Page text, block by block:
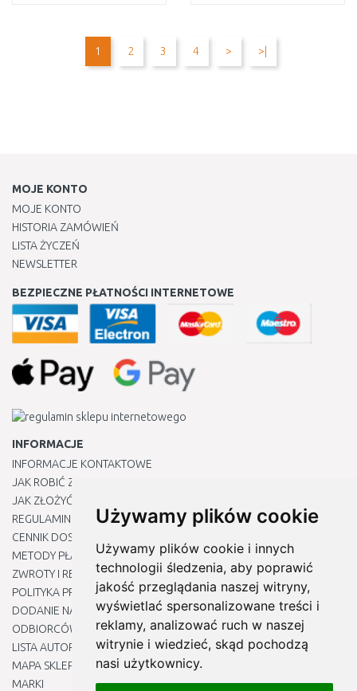
Używamy plików cookie
Używamy plików cookie i innych
technologii śledzenia, aby poprawić
jakość przeglądania naszej witryny,
wyświetlać spersonalizowane treści i
reklamy, analizować ruch w naszej
witrynie i wiedzieć, skąd pochodzą
nasi użytkownicy.
Do porównania Do porównania
1 2 3 4 > >|
MOJE KONTO
MOJE KONTO
HISTORIA ZAMÓWIEŃ
LISTA ŻYCZEŃ
NEWSLETTER
BEZPIECZNE PŁATNOŚCI INTERNETOWE
INFORMACJE
INFORMACJE KONTAKTOWE
JAK ROBIĆ ZAKUPY ?
JAK ZŁOŻYĆ REKLAMACJĘ
REGULAMIN
CENNIK DOSTAWY
METODY PŁATNOŚCI
ZWROTY I REKLAMACJE PRODUKTÓW
POLITYKA PRYWATNOŚCI
DODANIE NASZYCH ADRESÓW E-MAIL DO LISTY ZAUFANYCH
ODBIORCÓW
LISTA AUTORYZOWANYCH CENTRÓW SERWISOWYCH
MAPA SKLEPU
MARKI